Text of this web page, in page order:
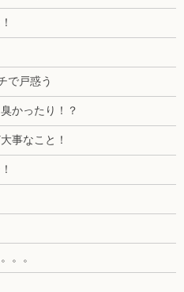
で戸惑う
かったり！？
事なこと！
。。